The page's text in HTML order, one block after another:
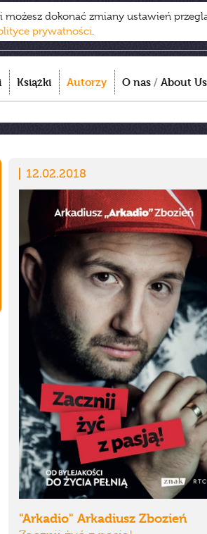
dokonać zmiany ustawień
prywatności.
Książki Autorzy O nas / About Us
12.02.2018
"Arkadio" Arkadiusz Zbozień